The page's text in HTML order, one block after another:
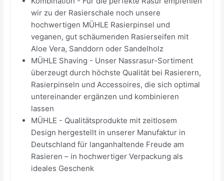
wir zu der Rasierschale noch unsere
hochwertigen MÜHLE Rasierpinsel und
veganen, gut schäumenden Rasierseifen mit
Aloe Vera, Sanddorn oder Sandelholz
MÜHLE Shaving - Unser Nassrasur-Sortiment
überzeugt durch höchste Qualität bei Rasierern,
Rasierpinseln und Accessoires, die sich optimal
untereinander ergänzen und kombinieren
lassen
MÜHLE - Qualitätsprodukte mit zeitlosem
Design hergestellt in unserer Manufaktur in
Deutschland für langanhaltende Freude am
Rasieren – in hochwertiger Verpackung als
ideales Geschenk